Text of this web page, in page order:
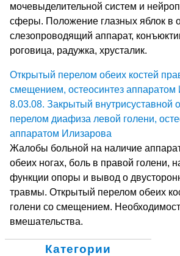
мочевыделительной систем и
сферы. Положение глазных яблок в
слезопроводящий аппарат,
роговица, радужка, хрусталик.
Открытый перелом обеих костей
смещением, остеосинтез аппаратом
8.03.08. Закрытый внутрисуставной
перелом диафиза левой голени,
аппаратом Илизарова
Жалобы больной на наличие
обеих ногах, боль в правой голени,
функции опоры и вывод о
травмы. Открытый перелом обеих
голени со смещением.
вмешательства.
Категории